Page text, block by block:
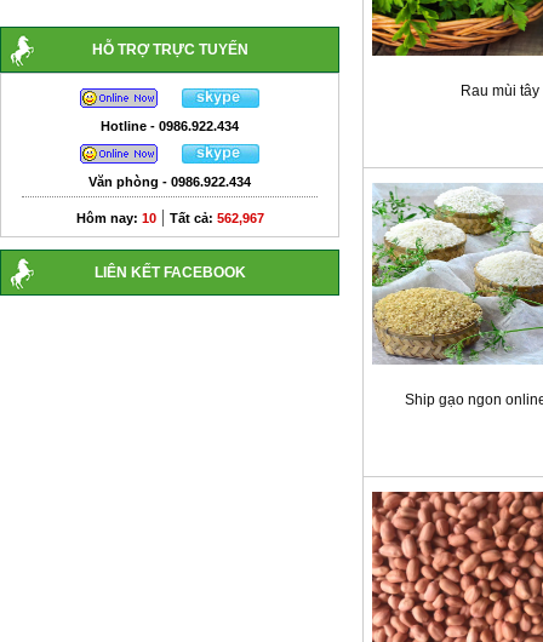
HỖ TRỢ TRỰC TUYẾN
Hotline - 0986.922.434
Văn phòng - 0986.922.434
Hôm nay: 10| Tất cả: 562,967
LIÊN KẾT FACEBOOK
Rau mùi tây
Ship gạo ngon